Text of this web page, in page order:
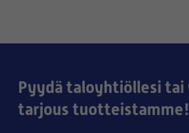
Pyydä taloyhtiöllesi
tarjous tuotteistamme!